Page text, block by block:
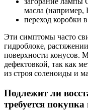
масла (например,
переход коробки
Эти симптомы часто
гидроблоке,
поверхности конусов.
дефектовкой, так как
из строя соленоиды и
Подлежит ли
требуется